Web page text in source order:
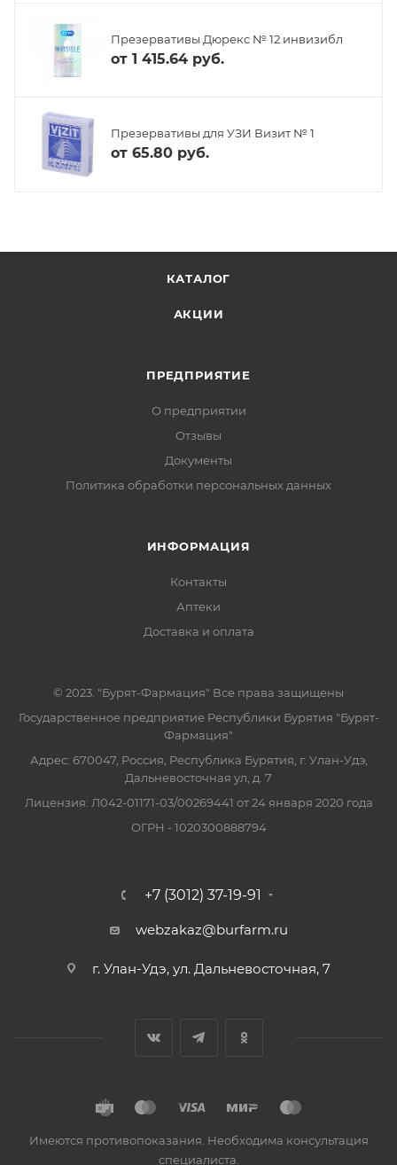
Презервативы Дюрекс № 12 инвизибл
от 1 415.64 руб.
Презервативы для УЗИ Визит № 1
от 65.80 руб.
КАТАЛОГ
АКЦИИ
ПРЕДПРИЯТИЕ
О предприятии
Отзывы
Документы
Политика обработки персональных данных
ИНФОРМАЦИЯ
Контакты
Аптеки
Доставка и оплата
© 2023. "Бурят-Фармация" Все права защищены
Государственное предприятие Республики Бурятия "Бурят-
Фармация"
Адрес: 670047, Россия, Республика Бурятия, г. Улан-Удэ,
Дальневосточная ул, д. 7
Лицензия: Л042-01171-03/00269441 от 24 января 2020 года
ОГРН - 1020300888794
+7 (3012) 37-19-91
webzakaz@burfarm.ru
г. Улан-Удэ, ул. Дальневосточная, 7
Имеются противопоказания. Необходима консультация
специалиста.